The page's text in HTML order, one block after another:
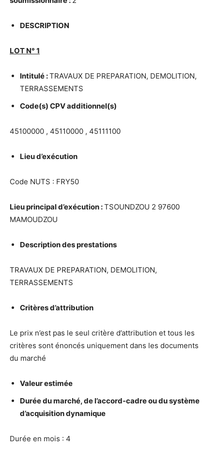
DESCRIPTION
LOT N° 1
Intitulé :TRAVAUX DE PREPARATION, DEMOLITION,
TERRASSEMENTS
Code(s) CPV additionnel(s)
45100000 , 45110000 , 45111100
Lieu d’exécution
Code NUTS : FRY50
Lieu principal d’exécution :TSOUNDZOU 2 97600
MAMOUDZOU
Description des prestations
TRAVAUX DE PREPARATION, DEMOLITION,
TERRASSEMENTS
Critères d’attribution
Le prix n’est pas le seul critère d’attribution et tous les
critères sont énoncés uniquement dans les documents
du marché
Valeur estimée
Durée du marché, de l’accord-cadre ou du système
d’acquisition dynamique
Durée en mois : 4